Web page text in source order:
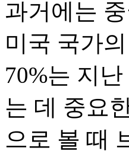
과거에는
미국 국가
70%는 지
는 데 중요
으로 볼 때